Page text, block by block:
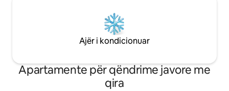
Ajër i kondicionuar
Apartamente për qëndrime javore me
qira